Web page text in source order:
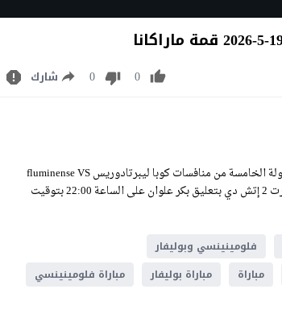
0
0 شارك
مشاهدة مباراة فلومينينسي وبوليفار بث مباشر اليوم الثلاثاء 19-5-2026 ضمن الجولة الخامسة من منافسات كوبا ليبرتادوريس fluminense VS
bolivar Live Stream على ملعب ماراكانا، وسيكون اللقاء منقولًا عبر قناة بي إن سبورت 2 إتش دي بتعليق بكر علوان على الساعة 22:00 بتوقيت
فلومينينسي وبوليفار
مباراة مباراة بوليفار
مباراة فلومينينسي